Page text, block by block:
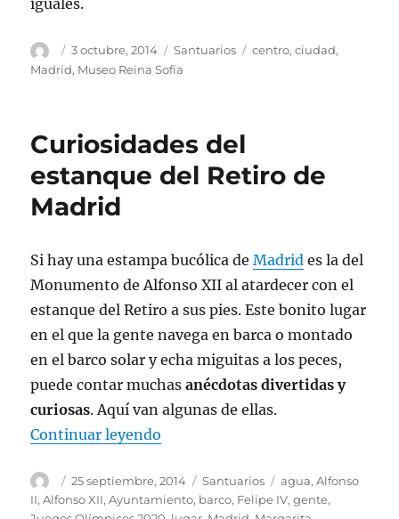
iguales.
Autor
Publicado
el
3 octubre, 2014 Categorías
Santuarios Etiquetas
centro,ciudad,
Madrid, Museo Reina Sofía
Curiosidades del
estanque del Retiro de
Madrid
Si hay una estampa bucólica deMadrid es la del
Monumento de Alfonso XII al atardecer con el
estanque del Retiro a sus pies. Este bonito lugar
en el que la gente navega en barca o montado
en el barco solar y echa miguitas a los peces,
puede contar muchasanécdotas divertidas y
curiosas. Aquí van algunas de ellas.
Continuar leyendo
Autor
Publicado
el
25 septiembre, 2014 Categorías
Santuarios Etiquetas
agua,Alfonso
II,Alfonso XII,Ayuntamiento, barco, Felipe IV,gente,